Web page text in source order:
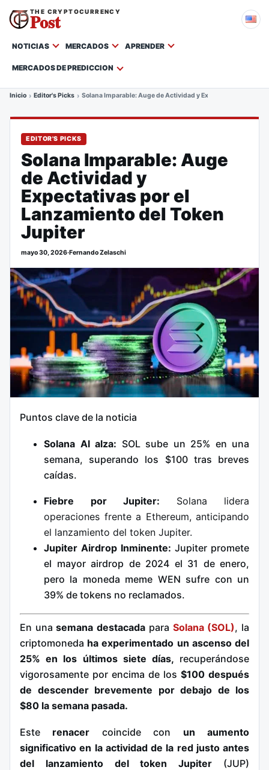
THE CRYPTOCURRENCY
Post
NOTICIAS MERCADOS APRENDER
MERCADOS DE PREDICCION
Inicio Editor's Picks Solana Imparable: Auge de Actividad y Expectativas por el
EDITOR'S PICKS
Solana Imparable: Auge
de Actividad y
Expectativas por el
Lanzamiento del Token
Jupiter
mayo 30, 2026·Fernando Zelaschi
Puntos clave de la noticia
Solana Al alza: SOL sube un 25% en una
semana, superando los $100 tras breves
caídas.
Fiebre por Jupiter: Solana lidera
operaciones frente a Ethereum, anticipando
el lanzamiento del token Jupiter.
Jupiter Airdrop Inminente: Jupiter promete
el mayor airdrop de 2024 el 31 de enero,
pero la moneda meme WEN sufre con un
39% de tokens no reclamados.
En unasemana destacada para Solana (SOL), la
criptomoneda ha experimentado un ascenso del
25% en los últimos siete días, recuperándose
vigorosamente por encima de los $100 después
de descender brevemente por debajo de los
$80 la semana pasada.
Este renacer coincide con un aumento
significativo en la actividad de la red justo antes
del lanzamiento del token Jupiter (JUP)